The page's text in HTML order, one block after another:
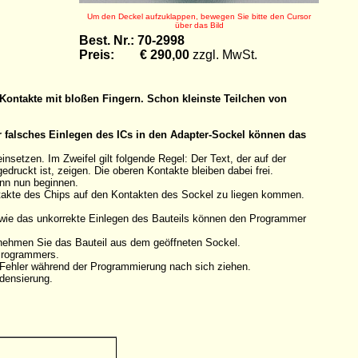
Um den Deckel aufzuklappen, bewegen Sie bitte den Cursor
über das Bild
Best. Nr.: 70-2998
Preis: € 290,00 zzgl. MwSt.
mit bloßen Fingern. Schon kleinste Teilchen von
Einlegen des ICs in den Adapter-Sockel können das
Im Zweifel gilt folgende Regel: Der Text, der auf der
ist, zeigen. Die oberen Kontakte bleiben dabei frei.
nun beginnen.
des Chips auf den Kontakten des Sockel zu liegen kommen.
das unkorrekte Einlegen des Bauteils können den Programmer
Sie das Bauteil aus dem geöffneten Sockel.
während der Programmierung nach sich ziehen.